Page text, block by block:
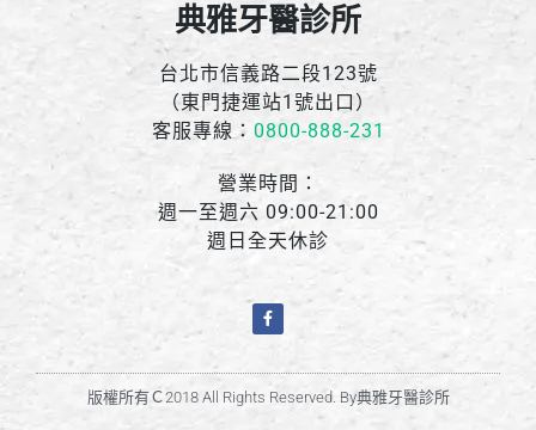
典雅牙醫診所
台北市信義路二段123號
（東門捷運站1號出口）
客服專線： 0800-888-231
營業時間：
週一至週六 09:00-21:00
週日全天休診
版權所有Ｃ2018 All Rights Reserved. By典雅牙醫診所